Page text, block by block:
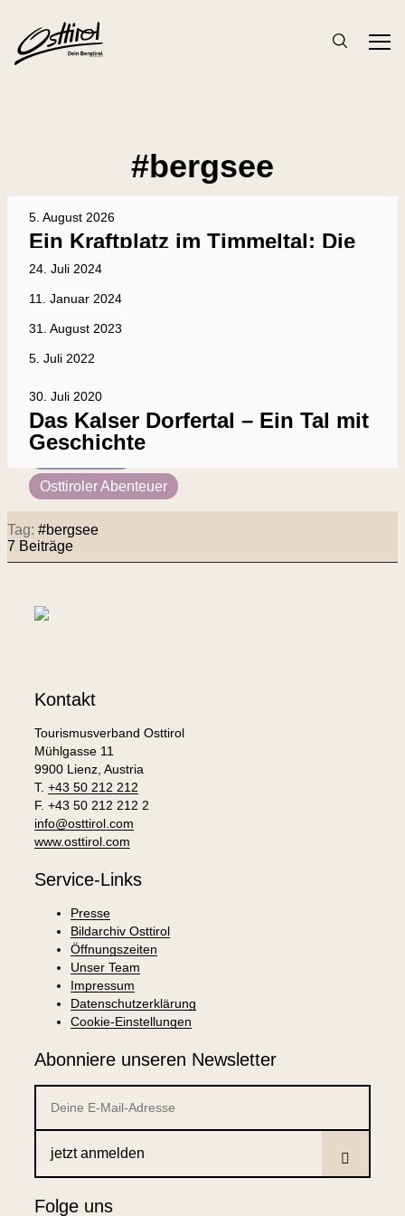
#bergsee
Osttiroler Gesichter
Sport & Aktiv
5. August 2026
Ein Kraftplatz im Timmeltal: Die
Eisseehütte
Sport & Aktiv
24. Juli 2024
Hütten direkt am Bergsee
Natur & Gesundheit
11. Januar 2024
Großglockner statt Großstadt
Natur & Gesundheit
31. August 2023
„Gemma Gletscher schaugen!“
Must Dos & Sees
5. Juli 2022
4 malerische Hütten am Bergsee
Osttiroler Abenteuer
30. Juli 2020
Das Kalser Dorfertal – Ein Tal mit
Geschichte
Tag: #bergsee
7 Beiträge
Kontakt
Tourismusverband Osttirol
Mühlgasse 11
9900 Lienz, Austria
T. +43 50 212 212
F. +43 50 212 212 2
info@osttirol.com
www.osttirol.com
Service-Links
Presse
Bildarchiv Osttirol
Öffnungszeiten
Unser Team
Impressum
Datenschutzerklärung
Cookie-Einstellungen
Abonniere unseren Newsletter
jetzt anmelden
Folge uns